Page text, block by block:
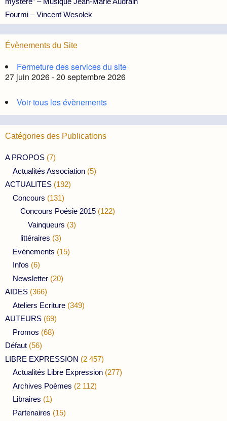
Fourmi – Vincent Wesolek
Évènements du Site
Fermeture des services du site
27 juin 2026 - 20 septembre 2026
Voir tous les évènements
Catégories des Publications
A PROPOS (7)
Actualités Association (5)
ACTUALITES (192)
Concours (131)
Concours Poésie 2015 (122)
Vainqueurs (3)
littéraires (3)
Evénements (15)
Infos (6)
Newsletter (20)
AIDES (366)
Ateliers Ecriture (349)
AUTEURS (69)
Promos (68)
Défaut (56)
LIBRE EXPRESSION (2 457)
Actualités Libre Expression (277)
Archives Poèmes (2 112)
Libraires (1)
Partenaires (15)